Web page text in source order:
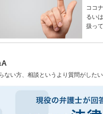
ココ
るい
扱っ
ない方、相談というより質問がした